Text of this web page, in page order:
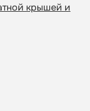
крышей и